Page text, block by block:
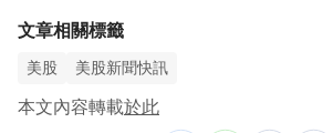
文章相關標籤
美股 美股新聞快訊
本文內容轉載於此